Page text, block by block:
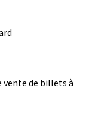
vente de billets à